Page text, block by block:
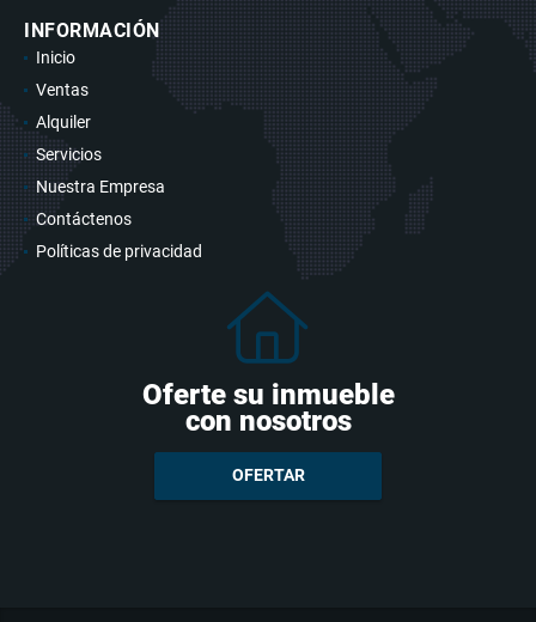
INFORMACIÓN
Inicio
Ventas
Alquiler
Servicios
Nuestra Empresa
Contáctenos
Políticas de privacidad
Oferte su inmueble
con nosotros
OFERTAR